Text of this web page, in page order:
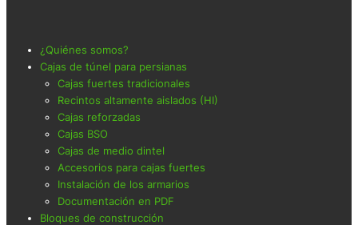
¿Quiénes somos?
Cajas de túnel para persianas
Cajas fuertes tradicionales
Recintos altamente aislados (HI)
Cajas reforzadas
Cajas BSO
Cajas de medio dintel
Accesorios para cajas fuertes
Instalación de los armarios
Documentación en PDF
Bloques de construcción